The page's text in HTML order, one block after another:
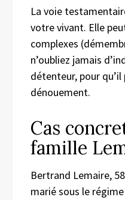
La voie
votre vivant. Elle
complexes
n’oubliez jamais
détenteur, pour
dénouement.
Cas
famille
Bertrand Lemaire,
marié sous le